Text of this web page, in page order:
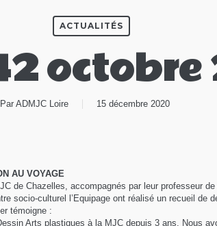
ACTUALITÉS
Par ADMJC Loire 15 décembre 2020
AU VOYAGE
de Chazelles, accompagnés par leur professeur
socio-culturel l’Equipage ont réalisé un recueil de
témoigne :
Arts plastiques à la MJC depuis 3 ans. Nous